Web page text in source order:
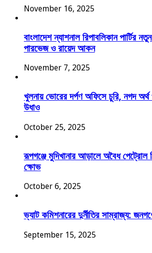
November 16, 2025
বাংলাদেশ ন্যাশনাল রিপাবলিকান পার্টির
পারভেজ ও রায়েদ আকন
November 7, 2025
খুলনায় ভোরের দর্পণ অফিসে চুরি, নগদ
উধাও
October 25, 2025
রূপগঞ্জে মুদিখানার আড়ালে অবৈধ পেট্রোল
ক্ষোভ
October 6, 2025
ভ্যাট কমিশনারের দুর্নীতির সাম্রাজ্য:
September 15, 2025